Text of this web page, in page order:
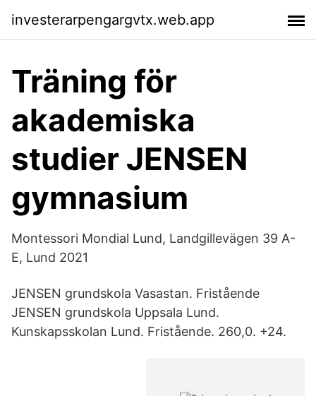
investerarpengargvtx.web.app
Träning för
akademiska
studier JENSEN
gymnasium
Montessori Mondial Lund, Landgillevägen 39 A-
E, Lund 2021
JENSEN grundskola Vasastan. Fristående
JENSEN grundskola Uppsala Lund.
Kunskapsskolan Lund. Fristående. 260,0. +24.